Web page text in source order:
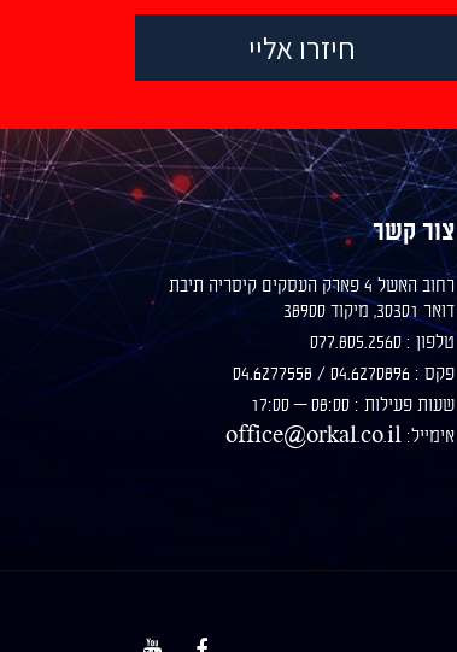
חיזרו אליי
צור קשר
רחוב האשל 4 פארק העסקים קיסריה תיבת
דואר 30301, מיקוד 38900
טלפון : 077.805.2560
פקס : 04.6270896 / 04.6277558
שעות פעילות : 08:00 – 17:00
אימייל: office@orkal.co.il